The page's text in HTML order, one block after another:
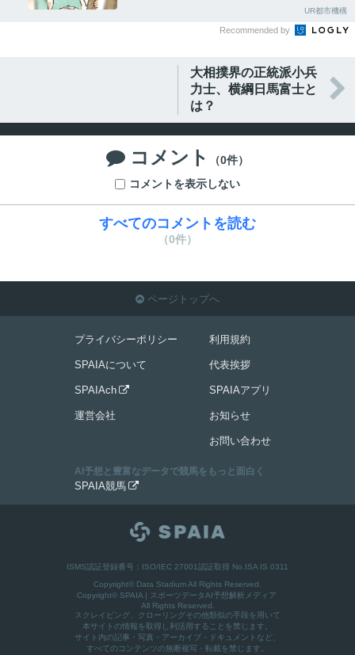
UR都市機構
Recommended by
大相撲界の正統派小兵
力士、横綱日馬富士と
は？

 コメント
（0件）
コメントを表示しない
すべてのコメントを読む
（0件）
 ページトップへ
プライバシーポリシー
SPAIAについて
SPAIAch 
運営会社
利用規約
代表挨拶
SPAIAアプリ
お知らせ
お問い合わせ
AI予想と豊富なデータで競馬をもっと面白く
SPAIA競馬 
ISMS認証登録番号：ISO/IEC 27001認証取得 No.ISA IS 0311
Copyright© Data Stadium All Rights Reserved.
Copyright© SPAIA | スポーツデータAI予想解析メディア
All Rights Reserved.
スクレイピング、クローリングその他類似の手段を用いて
本サイトの情報を取得し利活用することを禁じます。
サイト内の記事・写真・アーカイブ・ドキュメントなど、
すべてのコンテンツの無断複写・転載を禁じます。